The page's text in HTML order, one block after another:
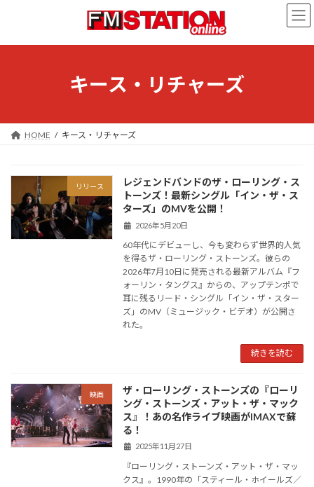
ン
ー
キース・リチャーズ
HOME キース・リチャーズ
リリース
レジェンドバンドのザ・ローリング・ス
トーンズ！最新シングル「イン・ザ・ス
ターズ」のMVを公開！
2026年5月20日
60年代にデビューし、今も変わらず世界的人気
を得るザ・ローリング・ストーンズ。彼らの
2026年7月10日に発売される最新アルバム『フ
ォーリン・タングス』からの、アップテンポで
耳に残るリード・シングル「イン・ザ・スター
ズ」のMV（ミュージック・ビデオ）が公開さ
れた。
続きを読む
映画
ザ・ローリング・ストーンズの『ローリ
ング・ストーンズ・アット・ザ・マック
ス』！あの名作ライブ映画がIMAXで蘇
る！
2025年11月27日
『ローリング・ストーンズ・アット・ザ・マッ
クス』。1990年の「スティール・ホイールズ／